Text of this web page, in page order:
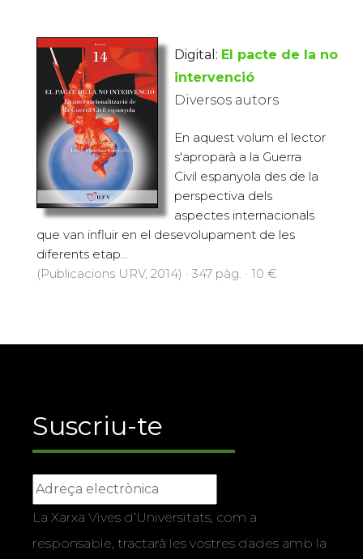
Digital: El pacte de la no
intervenció
Diversos autors
En aquest volum el lector
s'aproparà a la Guerra
Civil espanyola des de la
perspectiva dels
aspectes internacionals
que van influir en el desevolupament de les
diferents etap...
(Publicacions URV, 2014) · 347 pàg. · 10 €
Suscriu-te
La Xarxa Vives d’Universitats, com a
responsable, tractarà les vostres dades amb la